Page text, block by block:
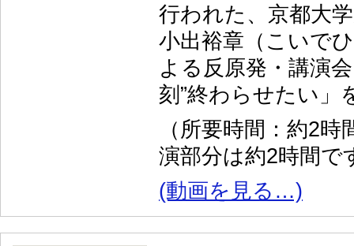
行われた、京都大
小出裕章（こいで
よる反原発・講演
刻”終わらせたい」
（所要時間：約2
演部分は約2時間で
(動画を見る…)